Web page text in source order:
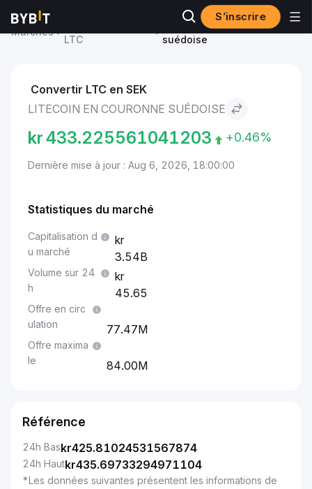
S’inscrire
Marchés
LTC
Litecoin to Couronne
suédoise
Convertir LTC en SEK
LITECOIN EN COURONNE SUÉDOISE
kr433.225561041203 +0.46%
Dernière mise à jour : Aug 6, 2026, 18:00:00
Statistiques du marché
Capitalisation d
u marché
3.54B
Volume sur 24
h
45.65
Offre en circ
ulation
77.47M
Offre maxima
le
84.00M
Référence
24h Baskr425.81024531567874
24h Hautkr435.69733294971104
*Les données suivantes présentent les informations de